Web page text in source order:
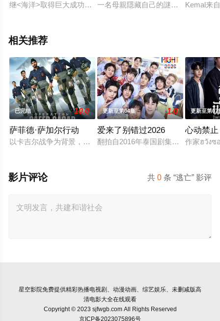
继<海洋>取得巨大成功后，雅克·贝汉和雅克·克鲁奥德再度联
一名母親隱藏自己的謎樣過往，帶著
Kemal来
相关推荐
已完结 10.0
萨菲德·萨加尔行动
以卡吉尔战争为背景，《白沙行动》讲述了印度空军"金色箭头"
更新至第04集 1.0
爱来了别错过2026
翻拍自2016年泰国剧集《爱来了别错
更新至第07
心动禁止
作家ฮวังซ
共0 条 “逃亡” 影评
影片评论
星空影院免费提供精彩热播电视剧、动漫动画、综艺娱乐、未删减版高
清电影大全在线观看
Copyright © 2023 sjfwgb.com All Rights Reserved
京ICP备2023075896号